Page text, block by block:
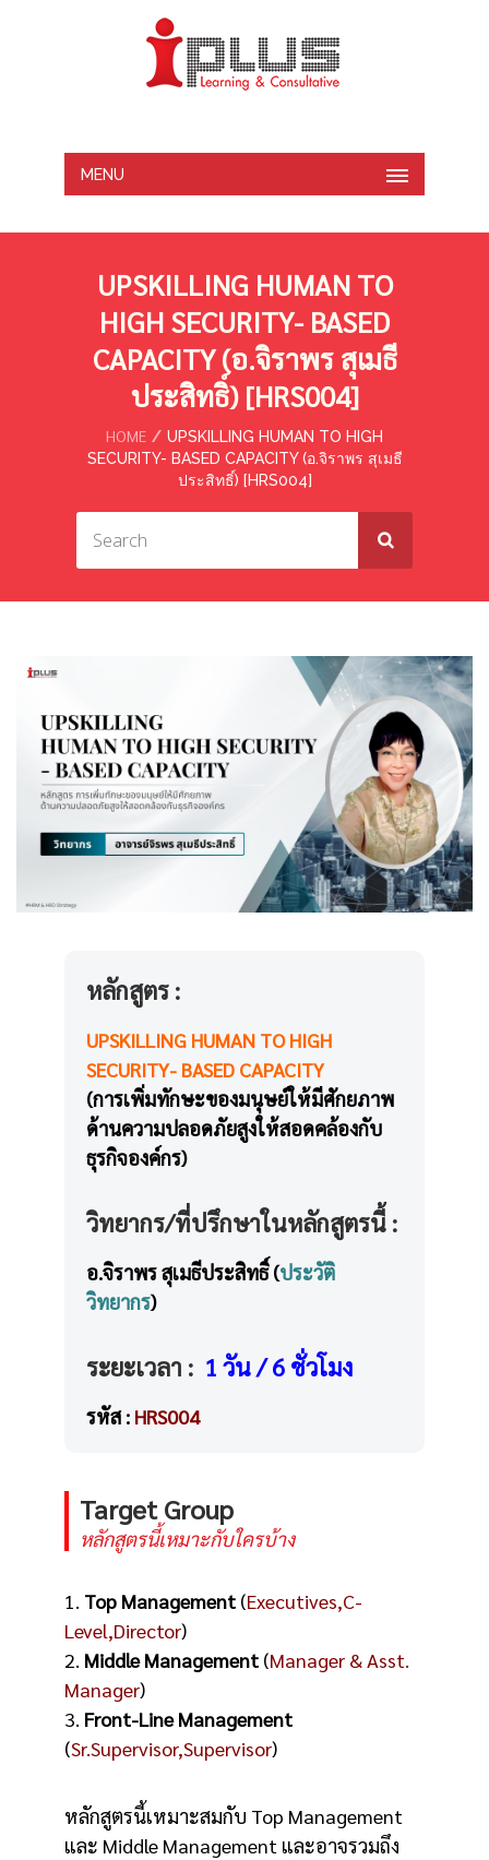
MENU
UPSKILLING HUMAN TO
HIGH SECURITY- BASED
CAPACITY (อ.จิราพร สุเมธี
ประสิทธิ์) [HRS004]
HOME
UPSKILLING HUMAN TO HIGH
SECURITY- BASED CAPACITY (อ.จิราพร สุเมธี
ประสิทธิ์) [HRS004]
หลักสูตร :
UPSKILLING HUMAN TO HIGH
SECURITY- BASED CAPACITY
(การเพิ่มทักษะของมนุษย์ให้มีศักยภาพ
ด้านความปลอดภัยสูงให้สอดคล้องกับ
ธุรกิจองค์กร)
วิทยากร/ที่ปรึกษาในหลักสูตรนี้ :
อ.จิราพร สุเมธีประสิทธิ์ (ประวัติ
วิทยากร)
ระยะเวลา : 1 วัน / 6 ชั่วโมง
รหัส : HRS004
Target Group
หลักสูตรนี้เหมาะกับใครบ้าง
1. Top Management (Executives,C-
Level,Director)
2. Middle Management (Manager & Asst.
Manager)
3. Front-Line Management
(Sr.Supervisor,Supervisor)
หลักสูตรนี้เหมาะสมกับ Top Management
และ Middle Management และอาจรวมถึง